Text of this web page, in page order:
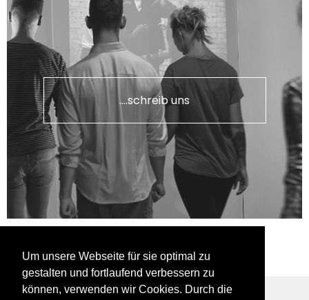
Um unsere Webseite für sie optimal zu
gestalten und fortlaufend verbessern zu
können, verwenden wir Cookies. Durch die
....schreib uns